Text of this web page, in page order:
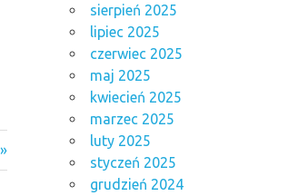
sierpień 2025
lipiec 2025
czerwiec 2025
maj 2025
kwiecień 2025
marzec 2025
luty 2025
styczeń 2025
grudzień 2024